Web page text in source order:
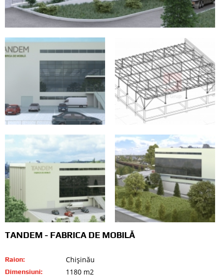
TANDEM - FABRICA DE MOBILĂ
Raion: Chişinău
Dimensiuni: 1180 m2